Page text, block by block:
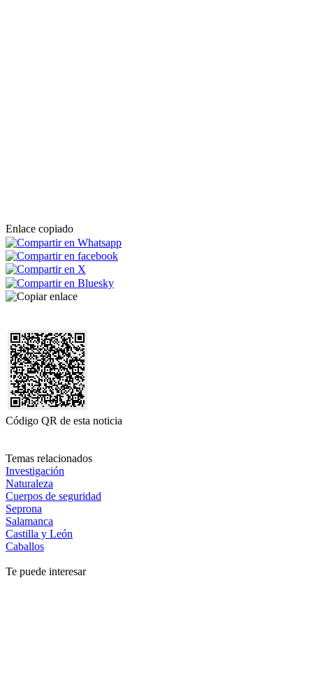
Enlace copiado
Código QR de esta noticia
Temas relacionados
Investigación
Naturaleza
Cuerpos de seguridad
Seprona
Salamanca
Castilla y León
Caballos
Te puede interesar